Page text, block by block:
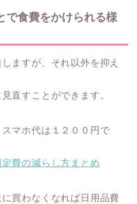
で食費をかけられる様
ますが、それ以外を抑え
直すことができます。
マホ代は１２００円で
費の減らし方まとめ
買わなくなれば日用品費